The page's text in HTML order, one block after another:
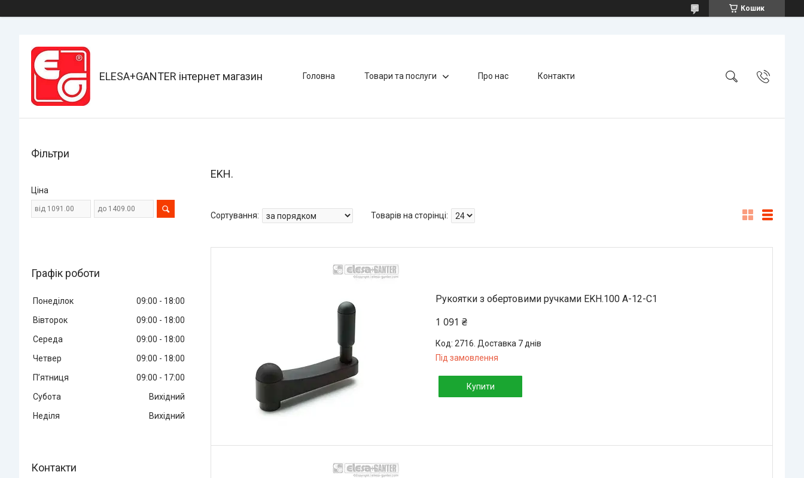
Кошик
ELESA+GANTER інтернет магазин Головна Товари та послуги Про нас Контакти
EKH.
Рукоятки з обертовими ручками EKH.100 A-12-C1
1 091 ₴
2716. Доставка 7 днів
Під замовлення
Купити
Фільтри
Ціна
Графік роботи
Понеділок 09:00
18:00
Вівторок
09:00
18:00
Середа
09:00
18:00
Четвер
09:00
18:00
Пʼятниця
09:00
17:00
Субота
Вихідний
Неділя
Вихідний